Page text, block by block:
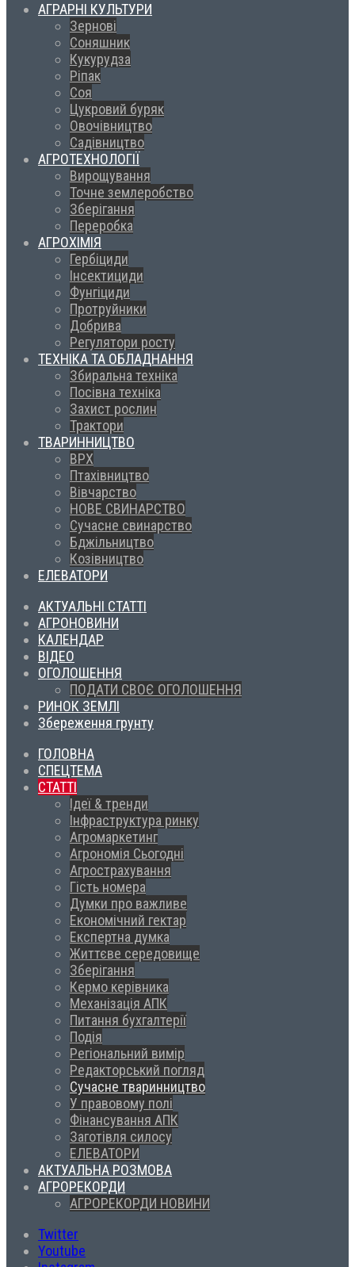
АГРАРНІ КУЛЬТУРИ
Зернові
Соняшник
Кукурудза
Ріпак
Соя
Цукровий буряк
Овочівництво
Садівництво
АГРОТЕХНОЛОГІЇ
Вирощування
Точне землеробство
Зберігання
Переробка
АГРОХІМІЯ
Гербіциди
Інсектициди
Фунгіциди
Протруйники
Добрива
Регулятори росту
ТЕХНІКА ТА ОБЛАДНАННЯ
Збиральна техніка
Посівна техніка
Захист рослин
Трактори
ТВАРИННИЦТВО
ВРХ
Птахівництво
Вівчарство
НОВЕ СВИНАРСТВО
Сучасне свинарство
Бджільництво
Козівництво
ЕЛЕВАТОРИ
АКТУАЛЬНІ СТАТТІ
АГРОНОВИНИ
КАЛЕНДАР
ВІДЕО
ОГОЛОШЕННЯ
ПОДАТИ СВОЄ ОГОЛОШЕННЯ
РИНОК ЗЕМЛІ
Збереження грунту
ГОЛОВНА
СПЕЦТЕМА
СТАТТІ
Ідеї & тренди
Інфраструктура ринку
Агромаркетинг
Агрономія Сьогодні
Агрострахування
Гість номера
Думки про важливе
Економічний гектар
Експертна думка
Життєве середовище
Зберігання
Кермо керівника
Механізація АПК
Питання бухгалтерії
Подія
Регіональний вимір
Редакторський погляд
Сучасне тваринництво
У правовому полі
Фінансування АПК
Заготівля силосу
ЕЛЕВАТОРИ
АКТУАЛЬНА РОЗМОВА
АГРОРЕКОРДИ
АГРОРЕКОРДИ НОВИНИ
Twitter
Youtube